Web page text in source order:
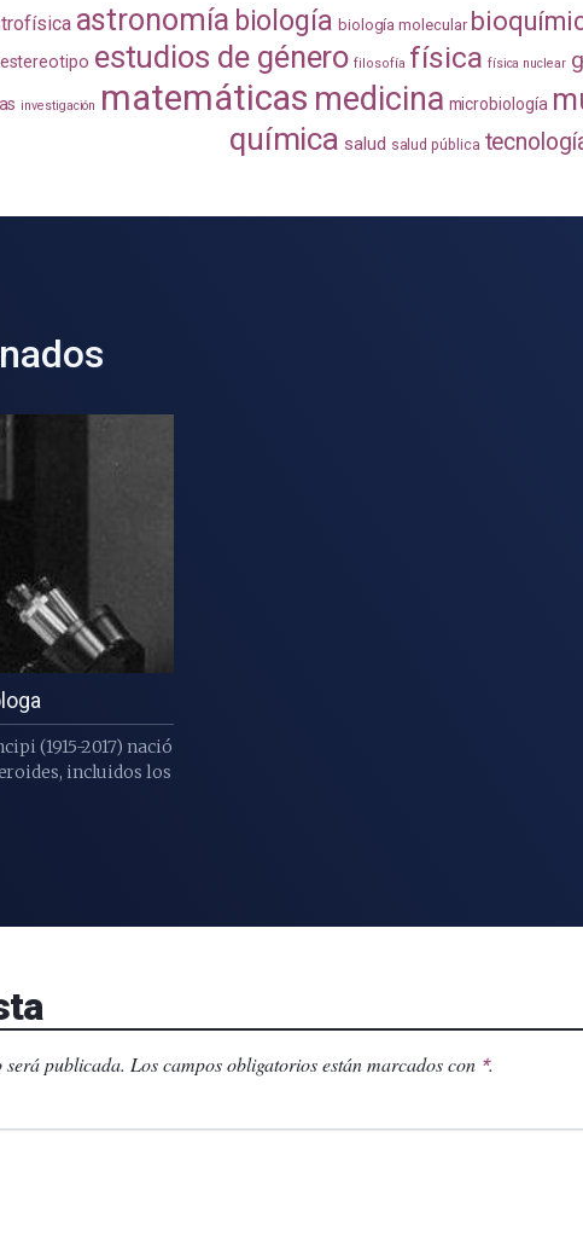
astronomía biología biología molecular
estereotipo estudios de género filosofía física física nuclear
investigación matemáticas medicina microbiología
química salud salud pública
(1915-2017) nació
incluidos los
publicada. Los campos obligatorios están marcados con *.